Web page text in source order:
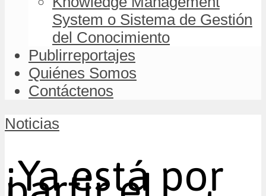
System o Sistema de Gestión
del Conocimiento
Publirreportajes
Quiénes Somos
Contáctenos
Noticias
¡Ya está por